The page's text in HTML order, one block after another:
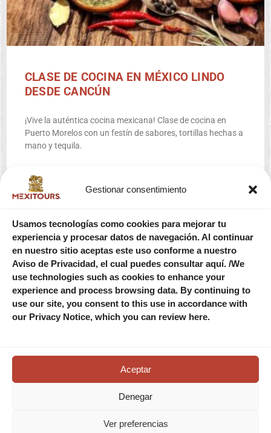
Gestionar consentimiento
Usamos tecnologías como cookies para mejorar tu
experiencia y procesar datos de navegación. Al continuar
en nuestro sitio aceptas este uso conforme a nuestro
Aviso de Privacidad, el cual puedes consultar aquí. /We
use technologies such as cookies to enhance your
experience and process browsing data. By continuing to
use our site, you consent to this use in accordance with
our Privacy Notice, which you can review here.
Aceptar
Denegar
Ver preferencias
CLASE DE COCINA EN MÉXICO LINDO
DESDE CANCÚN
¡Vive la auténtica cocina mexicana! Clase de cocina en
Puerto Morelos con un festín de sabores, tortillas hechas a
mano y tequila.
RESERVA AHORA
DOLPHIN SWIM ADVENTURE EN ISLA
MUJERES SALIENDO DE CANCÚN
¡Aventura con delfines en Isla Mujeres! 40 minutos de